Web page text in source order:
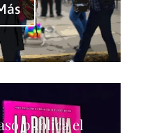
publica el